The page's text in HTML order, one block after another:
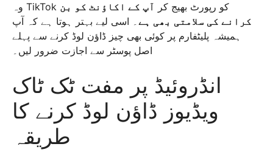
وہ TikTok کو رپورٹ بھیج کر آپ کے اکاؤنٹ کو بن
کرانے کی سلامتی بھی ہے۔ اسی لیے بہتر ہوتا ہے کہ آپ
ہمیشہ پلیٹفارم پر کوئی بھی چیز ڈاؤن لوڈ کرنے سے پہلے
اصل پوسٹر سے اجازت ضرور لیں۔
انڈروئیڈ پر مفت ٹک ٹاک
ویڈیوز ڈاؤن لوڈ کرنے کا
طریقہ